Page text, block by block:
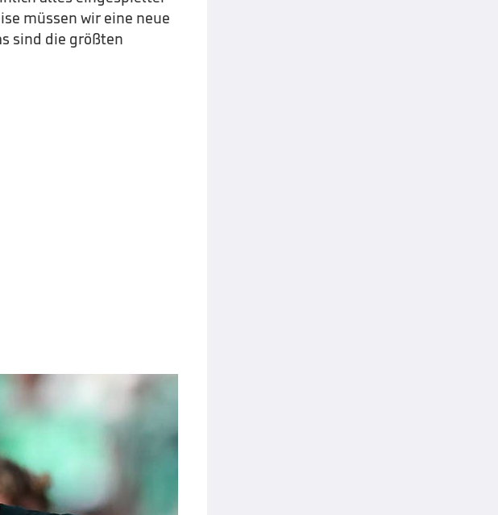
müssen wir eine neue
sind die größten